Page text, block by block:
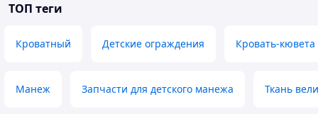
ТОП теги
Кроватный Детские ограждения Кровать-
Манеж Запчасти для детского манежа Ткань